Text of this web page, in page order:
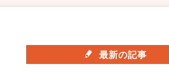
最新の記事